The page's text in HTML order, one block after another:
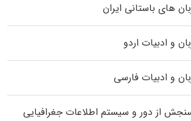
های باستانی ایران
و ادبیات اردو
و ادبیات فارسی
از دور و سیستم اطلاعات جغرافیایی